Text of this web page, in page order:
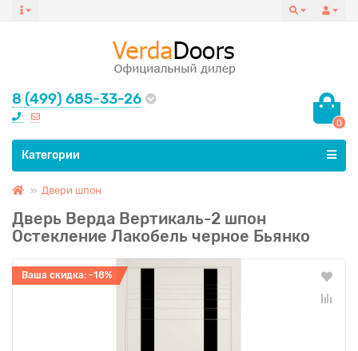
8 (499) 685-33-26
0
Все категории
Категории
Двери шпон
Дверь Верда Вертикаль-2 шпон
Остекление Лакобель черное Бьянко
Ваша скидка: -18%